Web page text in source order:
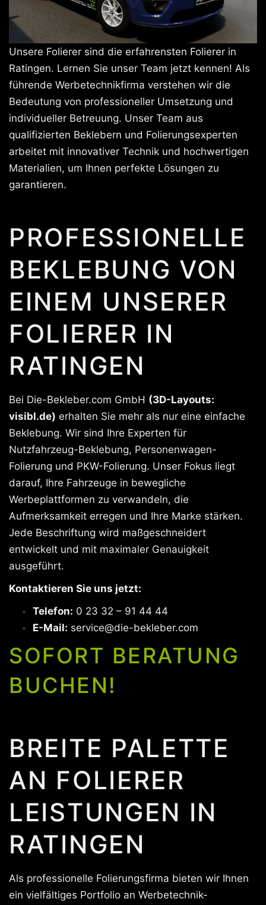
Unsere Folierer sind die erfahrensten Folierer in
Ratingen. Lernen Sie unser Team jetzt kennen! Als
führende Werbetechnikfirma verstehen wir die
Bedeutung von professioneller Umsetzung und
individueller Betreuung. Unser Team aus
qualifizierten Beklebern und Folierungsexperten
arbeitet mit innovativer Technik und hochwertigen
Materialien, um Ihnen perfekte Lösungen zu
garantieren.
PROFESSIONELLE
BEKLEBUNG VON
EINEM UNSERER
FOLIERER IN
RATINGEN
Bei Die-Bekleber.com GmbH (3D-Layouts:
visibl.de) erhalten Sie mehr als nur eine einfache
Beklebung. Wir sind Ihre Experten für
Nutzfahrzeug-Beklebung, Personenwagen-
Folierung und PKW-Folierung. Unser Fokus liegt
darauf, Ihre Fahrzeuge in bewegliche
Werbeplattformen zu verwandeln, die
Aufmerksamkeit erregen und Ihre Marke stärken.
Jede Beschriftung wird maßgeschneidert
entwickelt und mit maximaler Genauigkeit
ausgeführt.
Kontaktieren Sie uns jetzt:
Telefon: 0 23 32 – 91 44 44
E-Mail: service@die-bekleber.com
SOFORT BERATUNG
BUCHEN!
BREITE PALETTE
AN FOLIERER
LEISTUNGEN IN
RATINGEN
Als professionelle Folierungsfirma bieten wir Ihnen
ein vielfältiges Portfolio an Werbetechnik-